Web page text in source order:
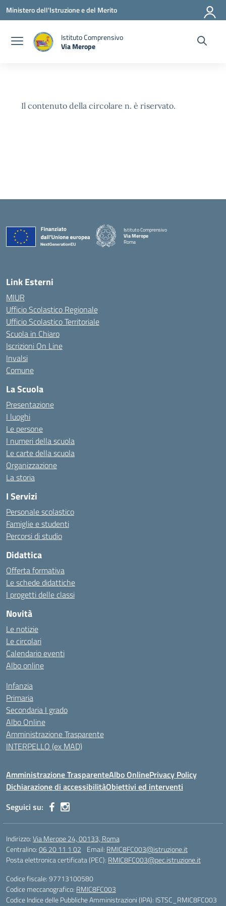
Vai ai contenuti
Vai al menu di navigazione
Vai al footer
Ministero dell'Istruzione e del Merito
Istituto Comprensivo
Via Merope
Il contenuto della circolare n. è riservato.
Istituto Comprensivo
Via Merope
Roma
Link Esterni
MIUR
Ufficio Scolastico Regionale
Ufficio Scolastico Territoriale
Scuola in Chiaro
Iscrizioni On Line
Invalsi
Comune
La Scuola
Presentazione
I luoghi
Le persone
I numeri della scuola
Le carte della scuola
Organizzazione
La storia
I Servizi
Personale scolastico
Famiglie e studenti
Percorsi di studio
Didattica
Offerta formativa
Le schede didattiche
I progetti delle classi
Novità
Le notizie
Le circolari
Calendario eventi
Albo online
Infanzia
Primaria
Secondaria I grado
Albo Online
Amministrazione Trasparente
INTERPELLO (ex MAD)
Amministrazione TrasparenteAlbo OnlinePrivacy Policy
Dichiarazione di accessibilitàObiettivi ed interventi
Seguici su:
Indirizzo:Via Merope 24, 00133, Roma
Centralino:06 20 11 1 02 Email: RMIC8FC003@istruzione.it
Posta elettronica certificata (PEC): RMIC8FC003@pec.istruzione.it
Codice fiscale: 97713100580
Codice meccanografico: RMIC8FC003
Codice Indice delle Pubbliche Amministrazioni (IPA): ISTSC_RMIC8FC003